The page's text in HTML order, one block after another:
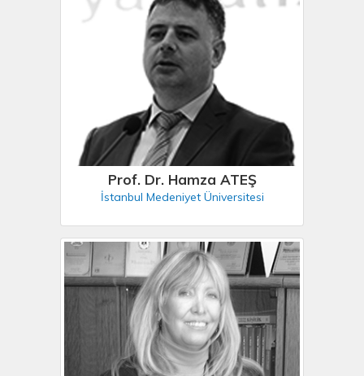
Prof. Dr. Hamza ATEŞ
İstanbul Medeniyet Üniversitesi